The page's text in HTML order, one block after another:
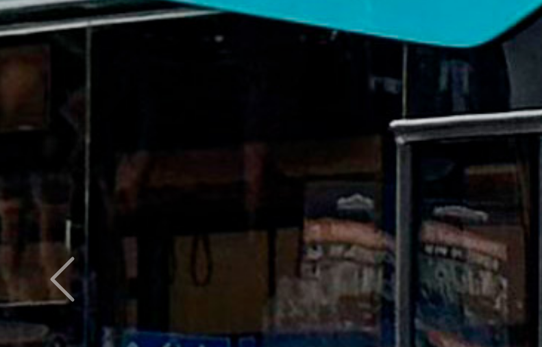
Предыдущий